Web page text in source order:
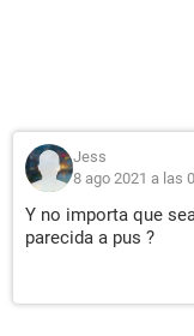
Jess
8 ago 2021 a las
Y no importa que
parecida a pus ?